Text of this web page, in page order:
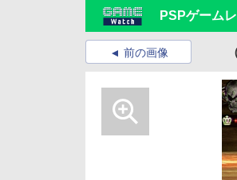
PSPゲーム
前の画像